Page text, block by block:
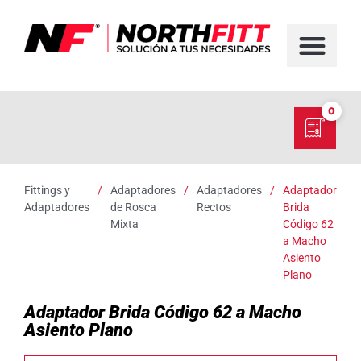
0
Fittings y
Adaptadores
/
Adaptadores
de Rosca
Mixta
/
Adaptadores
Rectos
/
Adaptador
Brida
Código 62
a Macho
Asiento
Plano
Adaptador Brida Código 62 a Macho
Asiento Plano